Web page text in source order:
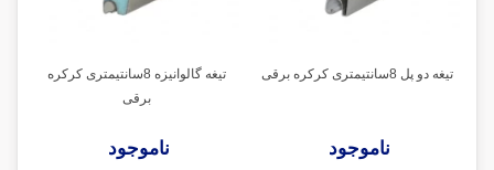
تیغه دو پل 8سانتیمتری کرکره برقی
ناموجود
تیغه گالوانیزه 8سانتیمتری کرکره
برقی
ناموجود